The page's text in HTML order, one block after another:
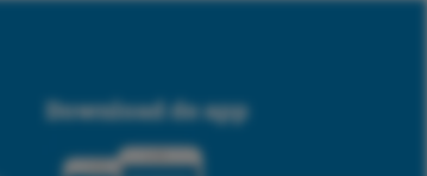
Download de app